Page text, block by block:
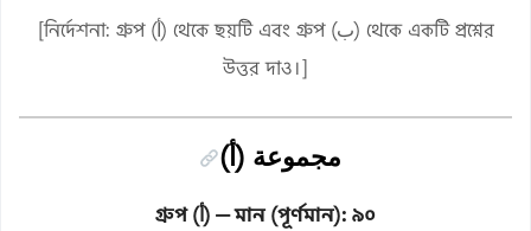
[নির্দেশনা: গ্রুপ (أ) থেকে ছয়টি এবং গ্রুপ (ب) থেকে একটি প্রশ্নের
উত্তর দাও।]
مجموعة (أ)
গ্রুপ (أ) — মান (পূর্ণমান): ৯০